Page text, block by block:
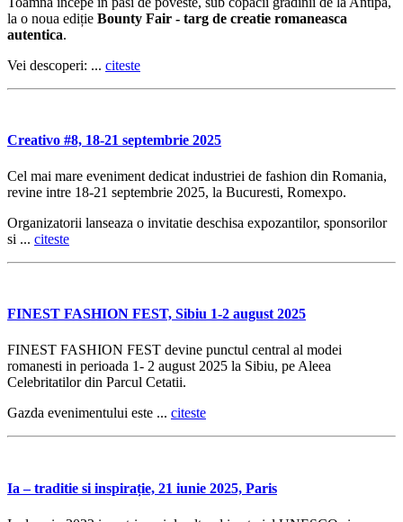
la o noua ediție Bounty Fair - targ de creatie romaneasca
autentica.
Vei descoperi: ... citeste
Creativo #8, 18-21 septembrie 2025
Cel mai mare eveniment dedicat industriei de fashion din Romania,
revine intre 18-21 septembrie 2025, la Bucuresti, Romexpo.
Organizatorii lanseaza o invitatie deschisa expozantilor, sponsorilor
si ... citeste
FINEST FASHION FEST, Sibiu 1-2 august 2025
FINEST FASHION FEST devine punctul central al modei
romanesti in perioada 1- 2 august 2025 la Sibiu, pe Aleea
Celebritatilor din Parcul Cetatii.
Gazda evenimentului este ... citeste
Ia – traditie si inspirație, 21 iunie 2025, Paris